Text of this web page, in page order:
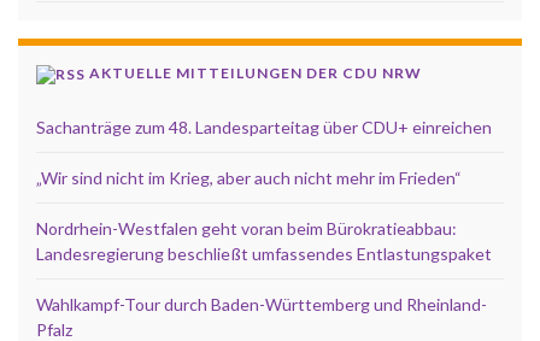
AKTUELLE MITTEILUNGEN DER CDU NRW
Sachanträge zum 48. Landesparteitag über CDU+ einreichen
„Wir sind nicht im Krieg, aber auch nicht mehr im Frieden“
Nordrhein-Westfalen geht voran beim Bürokratieabbau:
Landesregierung beschließt umfassendes Entlastungspaket
Wahlkampf-Tour durch Baden-Württemberg und Rheinland-
Pfalz